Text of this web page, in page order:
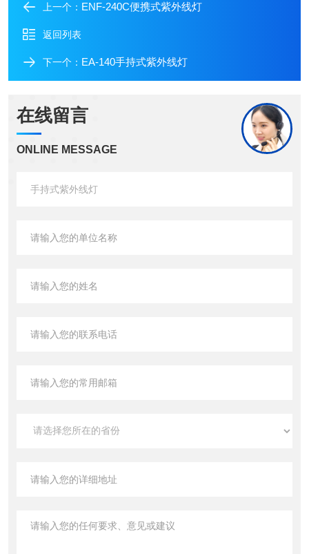
上一个： ENF-240C便携式紫外线灯
返回列表
下一个： EA-140手持式紫外线灯
在线留言
ONLINE MESSAGE